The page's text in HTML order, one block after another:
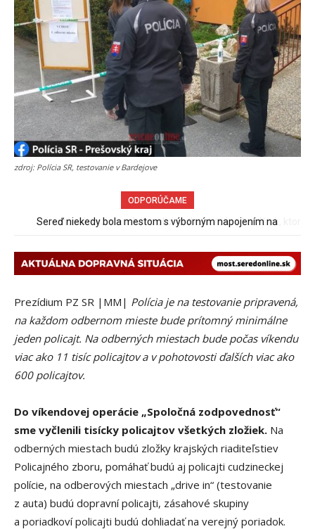
zdroj: Polícia SR, testovanie v Bardejove
ODPORÚČAME
Pri venčení na Jesenského ulici mal usmrtiť psíka vlčiak, ktorý
Prezídium PZ SR |MM| Polícia je na testovanie pripravená,
na každom odbernom mieste bude prítomný minimálne
jeden policajt. Na odberných miestach bude počas víkendu
viac ako 11 tisíc policajtov a v pohotovosti ďalších viac ako
600 policajtov.
Do víkendovej operácie „Spoločná zodpovednosť“
sme vyčlenili tisícky policajtov všetkých zložiek. Na
odberných miestach budú zložky krajských riaditeľstiev
Policajného zboru, pomáhať budú aj policajti cudzineckej
polície, na odberových miestach „drive in“ (testovanie
z auta) budú dopravní policajti, zásahové skupiny
a poriadkoví policajti budú dohliadať na verejný poriadok.